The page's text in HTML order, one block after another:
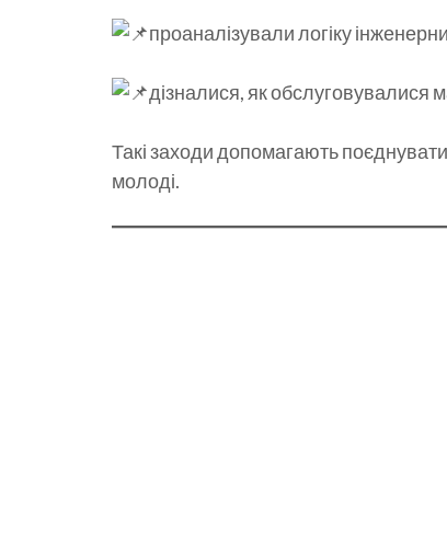
​проаналізували логіку
​дізналися, як обслуговувалися
​Такі заходи допомагають
молоді.